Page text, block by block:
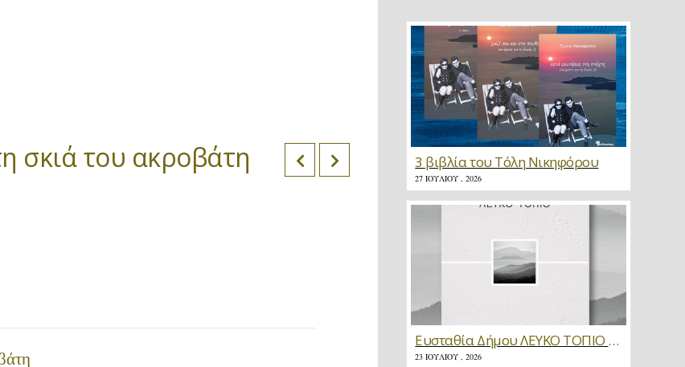
σκιά του ακροβάτη 3 βιβλία του Τόλη Νικηφόρου
27 ΙΟΥΛΊΟΥ , 2026
Ευσταθία Δήμου ΛΕΥΚΟ ΤΟΠΙΟ * Κριτική
23 ΙΟΥΛΊΟΥ , 2026